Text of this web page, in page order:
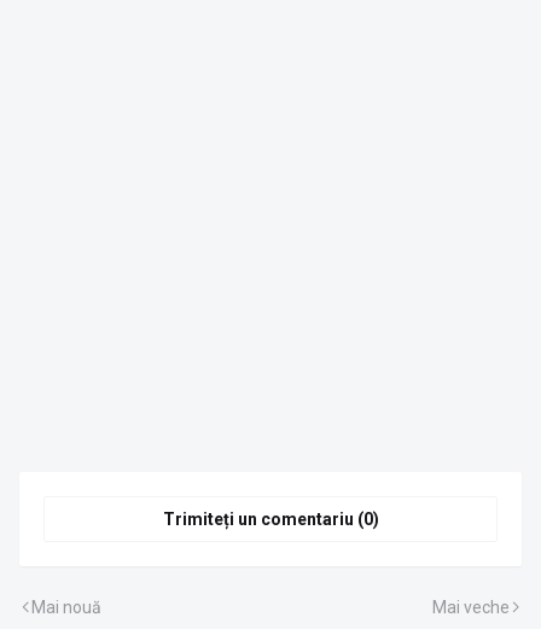
Trimiteți un comentariu (0)
Mai nouă Mai veche